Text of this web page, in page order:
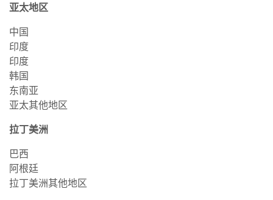
亚太地区
中国
印度
印度
韩国
东南亚
亚太其他地区
拉丁美洲
巴西
阿根廷
拉丁美洲其他地区